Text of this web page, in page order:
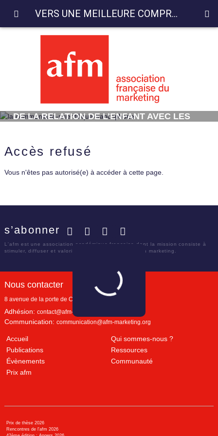
DE LA RELATION DE L’ENFANT AVEC LES
JEUX EN LIGNE
Accès refusé
Vous n'êtes pas autorisé(e) à accéder à cette page.
s’abonner
L'afm est une association académique française dont la mission consiste à
stimuler, diffuser et valoriser le savoir scientifique en marketing.
Nous contacter
8 avenue de la porte de Champerret
Adhésion: contact@afm-marketing.org
Communication: communication@afm-marketing.org
Accueil
Qui sommes-nous ?
Publications
Ressources
Évènements
Communauté
Prix afm
Prix de thèse 2026
Rencontres de l'afm 2026
VERS UNE MEILLEURE COMPREHENSION DE LA RELATION DE L’ENFANT AVEC LES JEUX EN LIGNE